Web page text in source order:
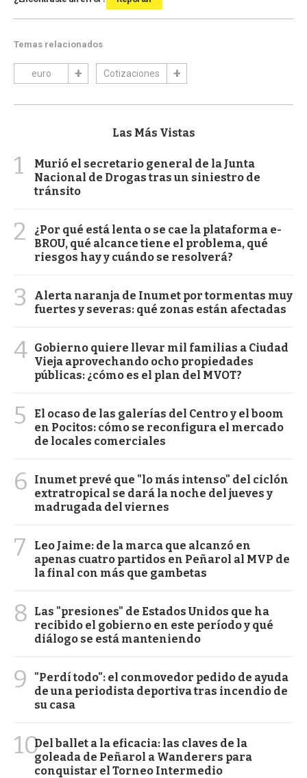
Temas relacionados
euro Cotizaciones
Las Más Vistas
1
Murió el secretario general de la Junta
Nacional de Drogas tras un siniestro de
tránsito
2
¿Por qué está lenta o se cae la plataforma e-
BROU, qué alcance tiene el problema, qué
riesgos hay y cuándo se resolverá?
3
Alerta naranja de Inumet por tormentas muy
fuertes y severas: qué zonas están afectadas
4 Gobierno quiere llevar mil familias a Ciudad
Vieja aprovechando ocho propiedades
públicas: ¿cómo es el plan del MVOT?
5
El ocaso de las galerías del Centro y el boom
en Pocitos: cómo se reconfigura el mercado
de locales comerciales
6
Inumet prevé que "lo más intenso" del ciclón
extratropical se dará la noche del jueves y
madrugada del viernes
7
Leo Jaime: de la marca que alcanzó en
apenas cuatro partidos en Peñarol al MVP de
la final con más que gambetas
8
Las "presiones" de Estados Unidos que ha
recibido el gobierno en este período y qué
diálogo se está manteniendo
9
"Perdí todo": el conmovedor pedido de ayuda
de una periodista deportiva tras incendio de
su casa
10Del ballet a la eficacia: las claves de la
goleada de Peñarol a Wanderers para
conquistar el Torneo Intermedio